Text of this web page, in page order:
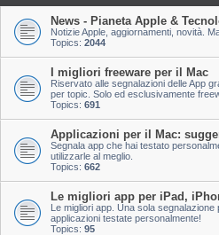
News - Pianeta Apple &
Notizie Apple, aggiornamenti, novità.
Topics: 2044
I migliori freeware per il Mac
Riservato alle segnalazioni delle App
per topic. Solo ed esclusivamente
Topics: 691
Applicazioni per il Mac:
Segnala app che hai testato
utilizzarle al meglio.
Topics: 662
Le migliori app per iPad,
Le migliori app. Una sola
applicazioni testate personalmente!
Topics: 95